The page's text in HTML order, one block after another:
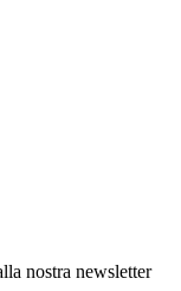
nostra newsletter